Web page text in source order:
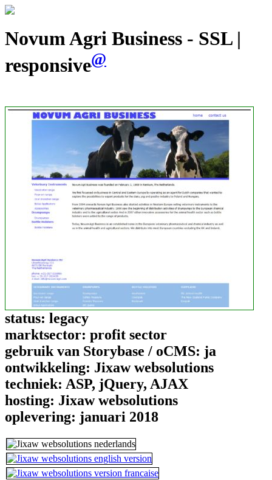
Novum Agri Business - SSL |
responsive@
status: legacy
marktsector: profit sector
gebruik van Storybase / oCMS: ja
ontwikkeling: Jixaw websolutions
techniek: ASP, jQuery, AJAX
hosting: Jixaw websolutions
oplevering: januari 2018